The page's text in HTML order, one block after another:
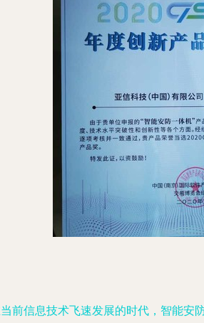
前信息技术飞速发展的时代，智能安